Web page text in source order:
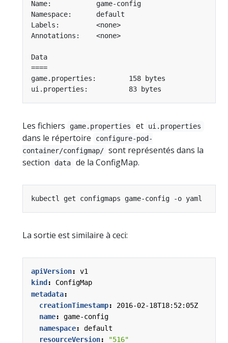
Les fichiers game.properties et ui.properties
dans le répertoire
configure-pod-
container/configmap/ sont représentés dans la
section
data de la ConfigMap.
La sortie est similaire à ceci:
apiVersion:
v1
kind :
ConfigMap
metadata:
creationTimestamp:
2016-02-18T18:52:05Z
name:
game-config
namespace:
default
resourceVersion: "516"